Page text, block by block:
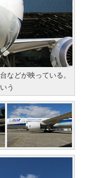
などが映っている。
う